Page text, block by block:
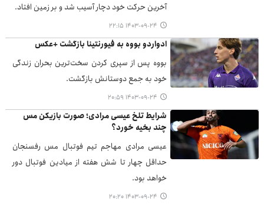
آخرین حرکت خود دچار آسیب شد و بر زمین افتاد.
۱۴۰۳-۰۹-۲۴ ۲۲:۱۵
ادواردو بووه به فیورنتینا بازگشت +عکس
بووه پس از سپری کردن سخت‌ترین بحران زندگی
خود به جمع دوستانش بازگشت.
۱۴۰۳-۰۹-۲۴ ۲۰:۵۹
شرایط تلخ عیسی مرادی؛ صورت بازیکن مس
چند بخیه خورد؟
عیسی مرادی مهاجم تیم فوتبال مس رفسنجان
حداقل چهار تا شش هفته از میادین فوتبال دور
خواهد بود.
۱۴۰۳-۰۹-۲۴ ۲۰:۲۰